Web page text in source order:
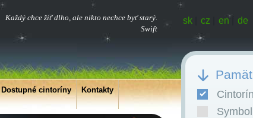
Každý chce žiť dlho, ale nikto nechce byť starý.
Swift
Dostupné cintoríny Kontakty
sk| cz en de